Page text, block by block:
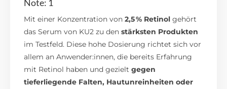
Note: 1
Mit einer Konzentration von2,5 % Retinol gehört
das Serum von KU2 zu denstärksten Produkten
im Testfeld. Diese hohe Dosierung richtet sich vor
allem an Anwender:innen, die bereits Erfahrung
mit Retinol haben und gezieltgegen
tieferliegende Falten, Hautunreinheiten oder